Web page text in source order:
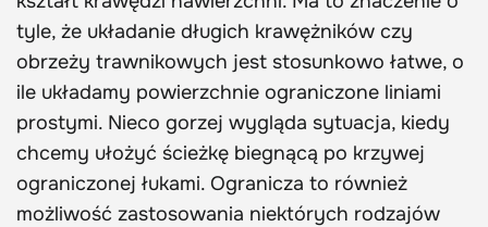
tyle, że układanie długich krawężników czy
obrzeży trawnikowych jest stosunkowo łatwe, o
ile układamy powierzchnie ograniczone liniami
prostymi. Nieco gorzej wygląda sytuacja, kiedy
chcemy ułożyć ścieżkę biegnącą po krzywej
ograniczonej łukami. Ogranicza to również
możliwość zastosowania niektórych rodzajów